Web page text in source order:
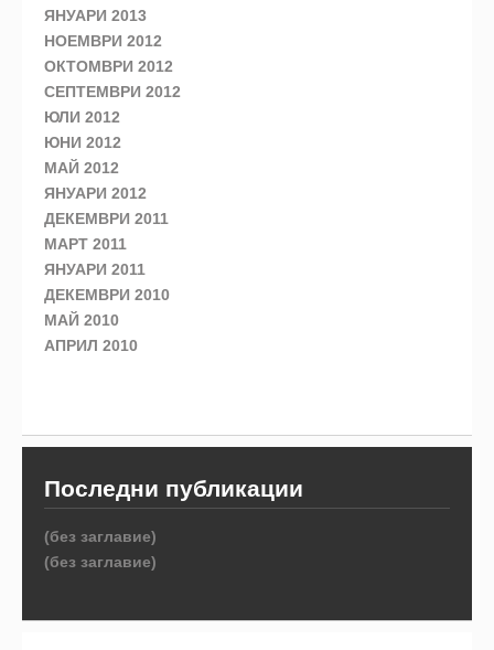
ЯНУАРИ 2013
НОЕМВРИ 2012
ОКТОМВРИ 2012
СЕПТЕМВРИ 2012
ЮЛИ 2012
ЮНИ 2012
МАЙ 2012
ЯНУАРИ 2012
ДЕКЕМВРИ 2011
МАРТ 2011
ЯНУАРИ 2011
ДЕКЕМВРИ 2010
МАЙ 2010
АПРИЛ 2010
Последни публикации
(без заглавие)
(без заглавие)